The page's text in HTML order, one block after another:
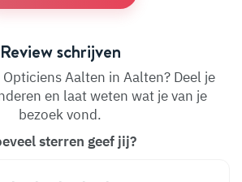
Review schrijven
Opticiens Aalten in Aalten? Deel je
en laat weten wat je van je
bezoek vond.
sterren geef jij?